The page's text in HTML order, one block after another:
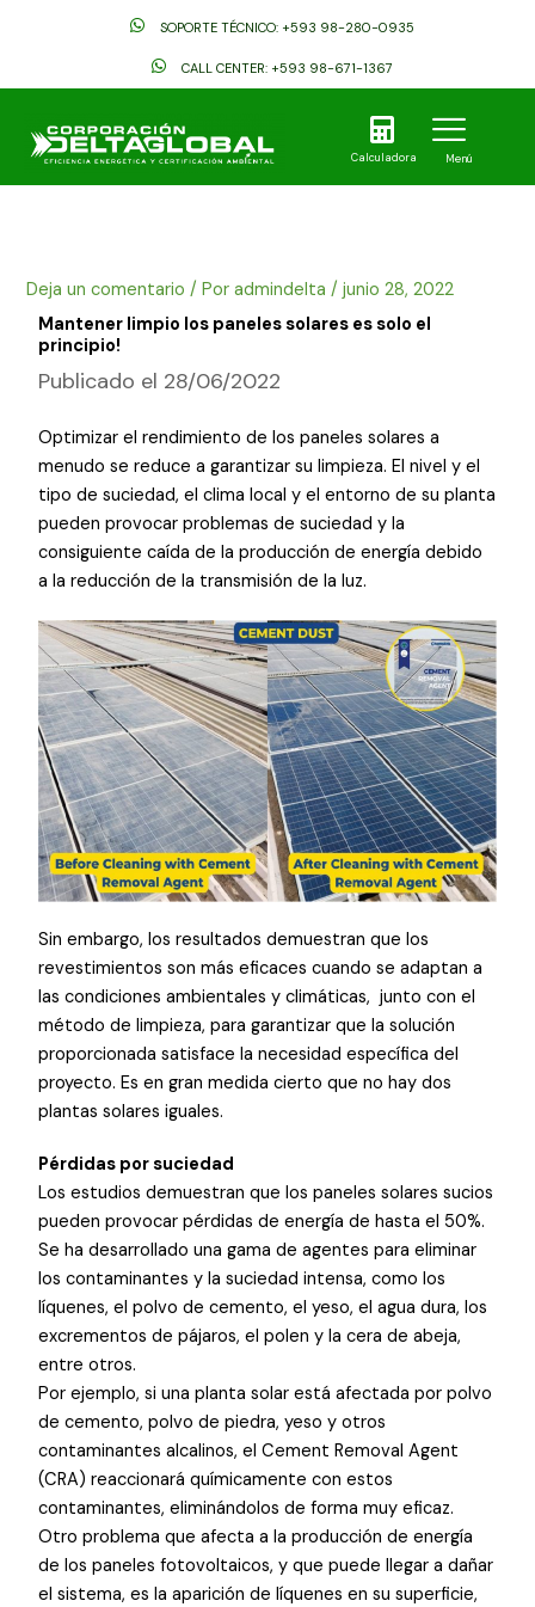
SOPORTE TÉCNICO: +593 98-280-0935
CALL CENTER: +593 98-671-1367
Calculadora Menú
Deja un comentario / Poradmindelta/junio 28, 2022
Mantener limpio los paneles solares es solo el
principio!
Publicado el 28/06/2022
Optimizar el rendimiento de los paneles solares a
menudo se reduce a garantizar su limpieza. El nivel y el
tipo de suciedad, el clima local y el entorno de su planta
pueden provocar problemas de suciedad y la
consiguiente caída de la producción de energía debido
a la reducción de la transmisión de la luz.
Sin embargo, los resultados demuestran que los
revestimientos son más eficaces cuando se adaptan a
las condiciones ambientales y climáticas, junto con el
método de limpieza, para garantizar que la solución
proporcionada satisface la necesidad específica del
proyecto. Es en gran medida cierto que no hay dos
plantas solares iguales.
Pérdidas por suciedad
Los estudios demuestran que los paneles solares sucios
pueden provocar pérdidas de energía de hasta el 50%.
Se ha desarrollado una gama de agentes para eliminar
los contaminantes y la suciedad intensa, como los
líquenes, el polvo de cemento, el yeso, el agua dura, los
excrementos de pájaros, el polen y la cera de abeja,
entre otros.
Por ejemplo, si una planta solar está afectada por polvo
de cemento, polvo de piedra, yeso y otros
contaminantes alcalinos, el Cement Removal Agent
(CRA) reaccionará químicamente con estos
contaminantes, eliminándolos de forma muy eficaz.
Otro problema que afecta a la producción de energía
de los paneles fotovoltaicos, y que puede llegar a dañar
el sistema, es la aparición de líquenes en su superficie,